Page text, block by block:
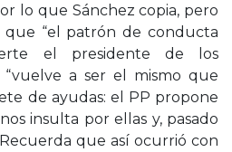
lo que Sánchez copia, pero
que “el patrón de conducta
el presidente de los
“vuelve a ser el mismo que
de ayudas: el PP propone
insulta por ellas y, pasado
que así ocurrió con